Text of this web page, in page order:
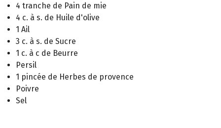
4 tranche de Pain de mie
4 c. à s. de Huile d'olive
1 Ail
3 c. à s. de Sucre
1 c. à c de Beurre
Persil
1 pincée de Herbes de provence
Poivre
Sel